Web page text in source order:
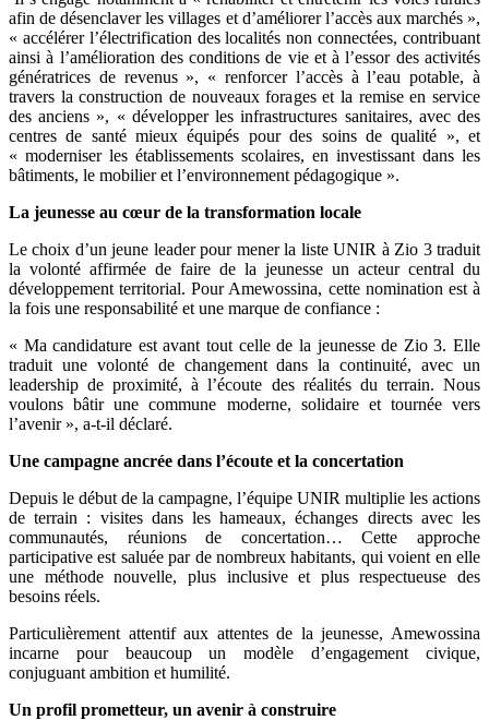
afin de désenclaver les villages et d’améliorer l’accès aux marchés »,
« accélérer l’électrification des localités non connectées, contribuant
ainsi à l’amélioration des conditions de vie et à l’essor des activités
génératrices de revenus », « renforcer l’accès à l’eau potable, à
travers la construction de nouveaux forages et la remise en service
des anciens », « développer les infrastructures sanitaires, avec des
centres de santé mieux équipés pour des soins de qualité », et
« moderniser les établissements scolaires, en investissant dans les
bâtiments, le mobilier et l’environnement pédagogique ».
La jeunesse au cœur de la transformation locale
Le choix d’un jeune leader pour mener la liste UNIR à Zio 3 traduit
la volonté affirmée de faire de la jeunesse un acteur central du
développement territorial. Pour Amewossina, cette nomination est à
la fois une responsabilité et une marque de confiance :
« Ma candidature est avant tout celle de la jeunesse de Zio 3. Elle
traduit une volonté de changement dans la continuité, avec un
leadership de proximité, à l’écoute des réalités du terrain. Nous
voulons bâtir une commune moderne, solidaire et tournée vers
l’avenir », a-t-il déclaré.
Une campagne ancrée dans l’écoute et la concertation
Depuis le début de la campagne, l’équipe UNIR multiplie les actions
de terrain : visites dans les hameaux, échanges directs avec les
communautés, réunions de concertation… Cette approche
participative est saluée par de nombreux habitants, qui voient en elle
une méthode nouvelle, plus inclusive et plus respectueuse des
besoins réels.
Particulièrement attentif aux attentes de la jeunesse, Amewossina
incarne pour beaucoup un modèle d’engagement civique,
conjuguant ambition et humilité.
Un profil prometteur, un avenir à construire